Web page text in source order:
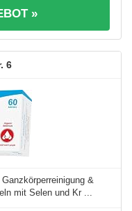
»
6
&
mit Selen und Kr ...